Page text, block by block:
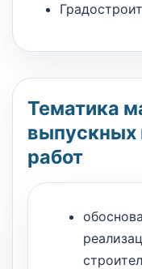
Тематика
выпускных
работ